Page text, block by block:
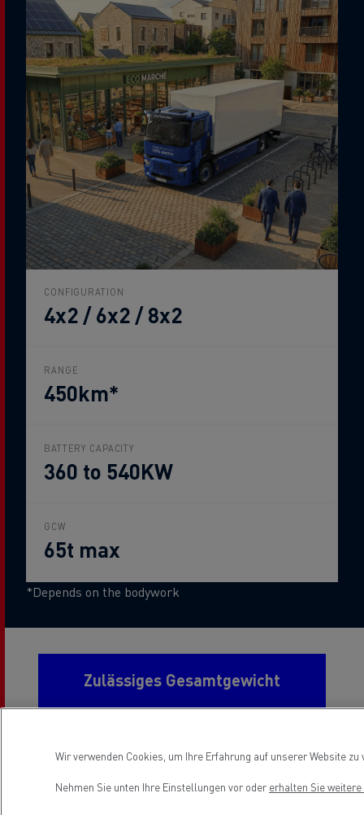
CONFIGURATION
4x2 / 6x2 / 8x2
RANGE
450km*
BATTERY CAPACITY
360 to 540KW
GCW
65t max
*Depends on the bodywork
Zulässiges Gesamtgewicht
Sattelzugmaschine19 t bis 26 t zulässiges
Gesamtgewicht
Wir verwenden Cookies, um Ihre Erfahrung auf unserer Website
Nehmen Sie unten Ihre Einstellungen vor oder erhalten Sie